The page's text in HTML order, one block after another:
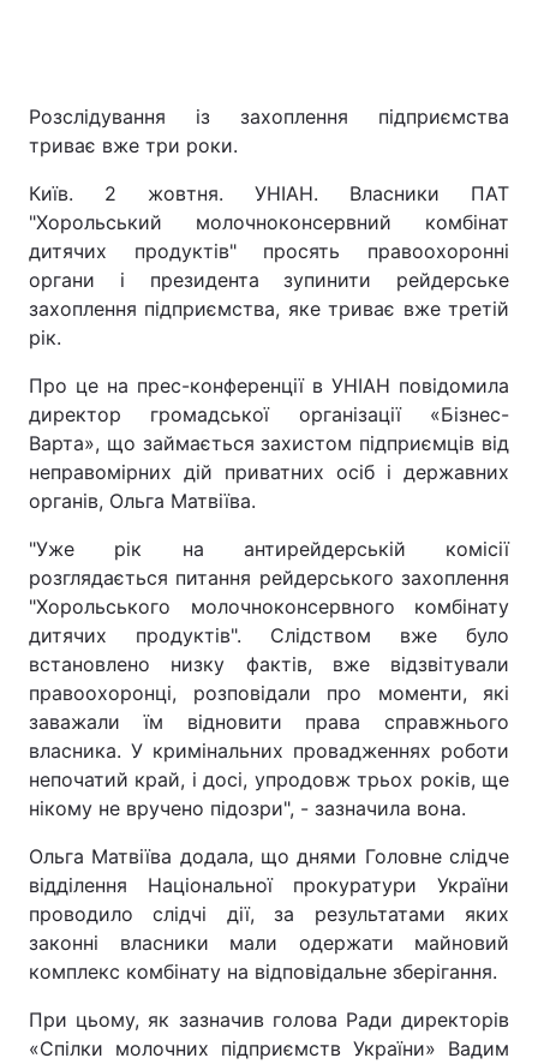
Розслідування із захоплення підприємства
триває вже три роки.
Київ. 2 жовтня. УНІАН. Власники ПАТ
"Хорольський молочноконсервний комбінат
дитячих продуктів" просять правоохоронні
органи і президента зупинити рейдерське
захоплення підприємства, яке триває вже третій
рік.
Про це на прес-конференції в УНІАН повідомила
директор громадської організації «Бізнес-
Варта», що займається захистом підприємців від
неправомірних дій приватних осіб і державних
органів, Ольга Матвіїва.
"Уже рік на антирейдерській комісії
розглядається питання рейдерського захоплення
"Хорольського молочноконсервного комбінату
дитячих продуктів". Слідством вже було
встановлено низку фактів, вже відзвітували
правоохоронці, розповідали про моменти, які
заважали їм відновити права справжнього
власника. У кримінальних провадженнях роботи
непочатий край, і досі, упродовж трьох років, ще
нікому не вручено підозри", - зазначила вона.
Ольга Матвіїва додала, що днями Головне слідче
відділення Національної прокуратури України
проводило слідчі дії, за результатами яких
законні власники мали одержати майновий
комплекс комбінату на відповідальне зберігання.
При цьому, як зазначив голова Ради директорів
«Спілки молочних підприємств України» Вадим